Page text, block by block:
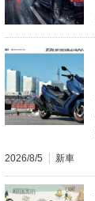
2026/8/5 新車